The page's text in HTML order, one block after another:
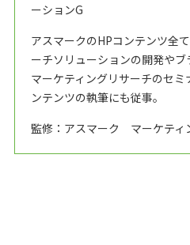
ーションG
アスマークのHPコンテンツ全
ーチソリューションの開発やブ
マーケティングリサーチのセ
ンテンツの執筆にも従事。
監修：アスマーク マーケティ